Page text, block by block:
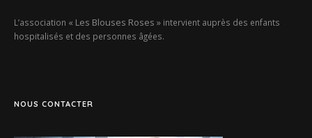
L’association « Les Blouses Roses » intervient auprès des enfants
hospitalisés et des personnes âgées.
NOUS CONTACTER